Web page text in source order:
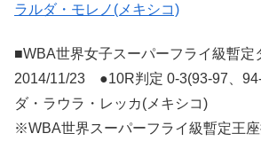
ラルダ・モレノ(メキシコ)
■WBA世界女子スーパーフライ級暫定
2014/11/23 ●10R判定 0-3(93-97、
ダ・ラウラ・レッカ(メキシコ)
※WBA世界スーパーフライ級暫定王